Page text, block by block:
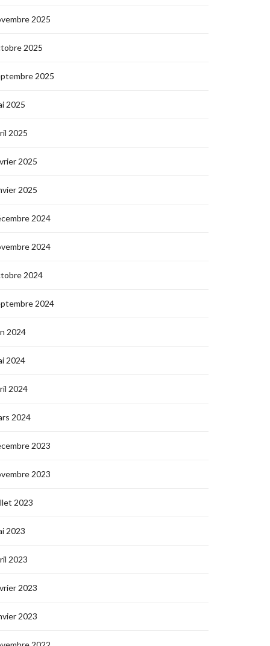
2025
2025
2025
2025
2025
2025
2025
2024
2024
2024
2024
2024
2024
2024
2024
2023
2023
2023
2023
2023
2023
2023